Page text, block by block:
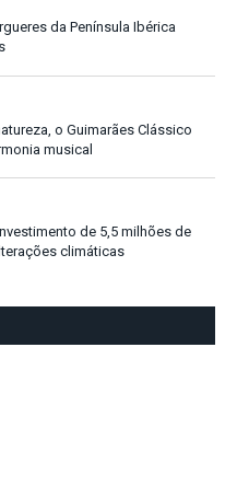
da Península Ibérica
o Guimarães Clássico
musical
de 5,5 milhões de
climáticas